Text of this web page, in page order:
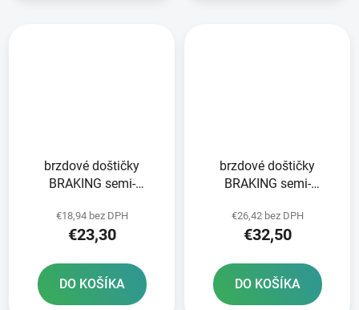
brzdové doštičky
BRAKING semi-
ks v balení
€18,94 bez DPH
€23,30
DO KOŠÍKA
brzdové doštičky
BRAKING semi-
ks v balení
€26,42 bez DPH
€32,50
DO KOŠÍKA